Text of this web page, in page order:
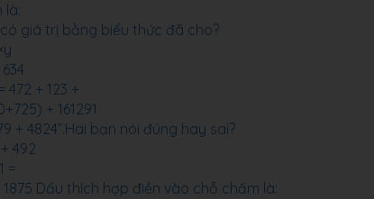
là:
giá trị bằng biểu thức đã cho?
+ 123 +
+ 161291
+ 4824”.Hai bạn nói đúng hay sai?
492
=
1875 Dấu thích hợp điền vào chỗ chấm là: